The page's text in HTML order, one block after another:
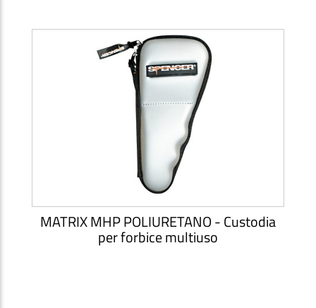
MATRIX MHP POLIURETANO - Custodia
per forbice multiuso